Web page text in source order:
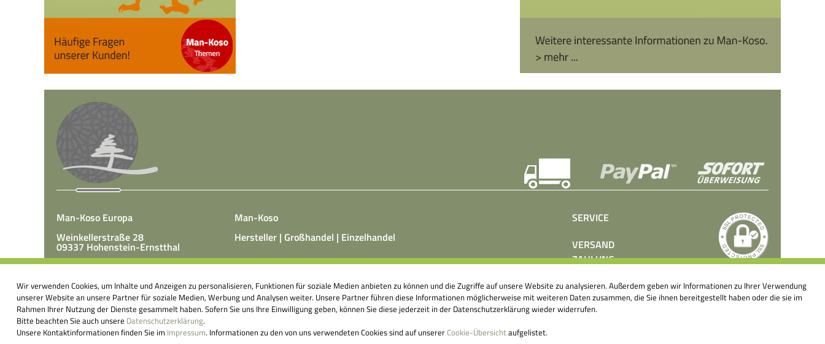
Man-Koso Europa
Weinkellerstraße 28
09337 Hohenstein-Ernstthal
Tel.: +49(0)3723 65 89 50
E-Mail:info@mk-europa.de
Man-Koso
Hersteller | Großhandel | Einzelhandel
unter Zusatz von Hefepilzen, Milchsäurebakterien in klimatisierten
Produktionshallen äußerst aufwendig hergestellt wird. Fermentierte
Nahrungsmittel können einen großen Beitrag dazu leisten, unser
körpereigenes Abwehrsystem anzuregen.
SERVICE
VERSAND
ZAHLUNG
PRESSE
KONTAKT
Wir verwenden Cookies, um Inhalte und Anzeigen zu personalisieren, Funktionen für soziale Medien anbieten zu können und die Zugriffe auf unsere Website zu analysieren. Außerdem geben wir Informationen zu Ihrer Verwendung
unserer Website an unsere Partner für soziale Medien, Werbung und Analysen weiter. Unsere Partner führen diese Informationen möglicherweise mit weiteren Daten zusammen, die Sie ihnen bereitgestellt haben oder die sie im
Rahmen Ihrer Nutzung der Dienste gesammelt haben. Sofern Sie uns Ihre Einwilligung geben, können Sie diese jederzeit in der Datenschutzerklärung wieder widerrufen.
Bitte beachten Sie auch unsere Datenschutzerklärung.
Unsere Kontaktinformationen finden Sie im Impressum. Informationen zu den von uns verwendeten Cookies sind auf unsererCookie-Übersichtaufgelistet.